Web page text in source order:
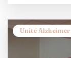
Unité Alzheimer